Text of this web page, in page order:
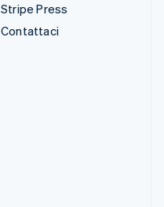
Stripe Press
Contattaci